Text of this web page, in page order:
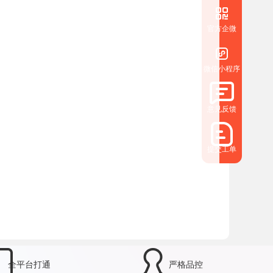
全平台打通 严格品控
官方企微
微信小程序
意见反馈
提交工单